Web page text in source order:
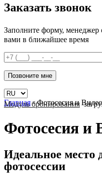
Заказать звонок
Заполните форму, менеджер
вами в ближайшее время
Главная ›Фотосесия и
Модуль бронирования
Фотосесия и
Идеальное место
фотосессии